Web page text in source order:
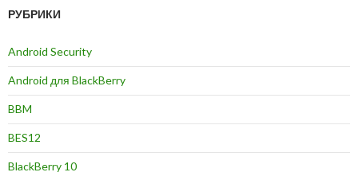
РУБРИКИ
Android Security
Android для BlackBerry
BBM
BES12
BlackBerry 10